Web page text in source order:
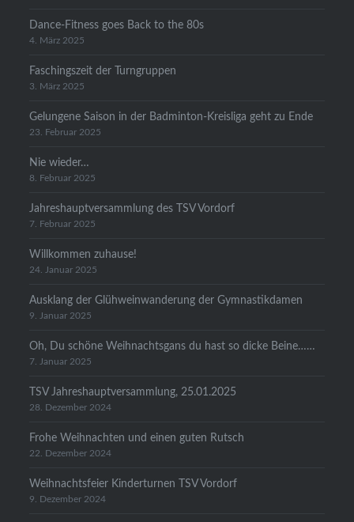
Dance-Fitness goes Back to the 80s
4. März 2025
Faschingszeit der Turngruppen
3. März 2025
Gelungene Saison in der Badminton-Kreisliga geht zu Ende
23. Februar 2025
Nie wieder…
8. Februar 2025
Jahreshauptversammlung des TSV Vordorf
7. Februar 2025
Willkommen zuhause!
24. Januar 2025
Ausklang der Glühweinwanderung der Gymnastikdamen
9. Januar 2025
Oh, Du schöne Weihnachtsgans du hast so dicke Beine……
7. Januar 2025
TSV Jahreshauptversammlung, 25.01.2025
28. Dezember 2024
Frohe Weihnachten und einen guten Rutsch
22. Dezember 2024
Weihnachtsfeier Kinderturnen TSV Vordorf
9. Dezember 2024